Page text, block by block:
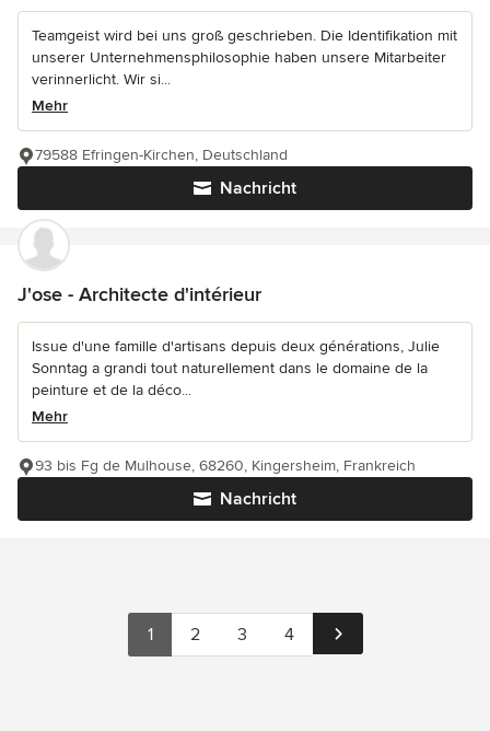
Teamgeist wird bei uns groß geschrieben. Die Identifikation mit
unserer Unternehmensphilosophie haben unsere Mitarbeiter
verinnerlicht. Wir si...
Mehr
Nachricht
79588 Efringen-Kirchen, Deutschland
J'ose - Architecte d'intérieur
Issue d'une famille d'artisans depuis deux générations, Julie
Sonntag a grandi tout naturellement dans le domaine de la
peinture et de la déco...
Mehr
Nachricht
93 bis Fg de Mulhouse, 68260, Kingersheim, Frankreich
1 2 3 4